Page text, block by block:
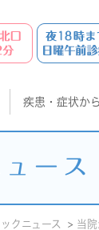
疾患・症状か
ース
クニュース 当